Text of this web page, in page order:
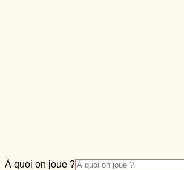
À quoi on joue ?